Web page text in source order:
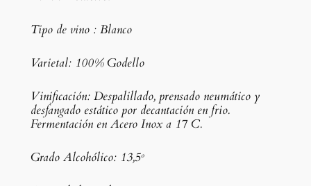
Tipo de vino : Blanco
Varietal: 100% Godello
Vinificación: Despalillado, prensado neumático y
desfangado estático por decantación en frio.
Fermentación en Acero Inox a 17 C.
Grado Alcohólico: 13,5º